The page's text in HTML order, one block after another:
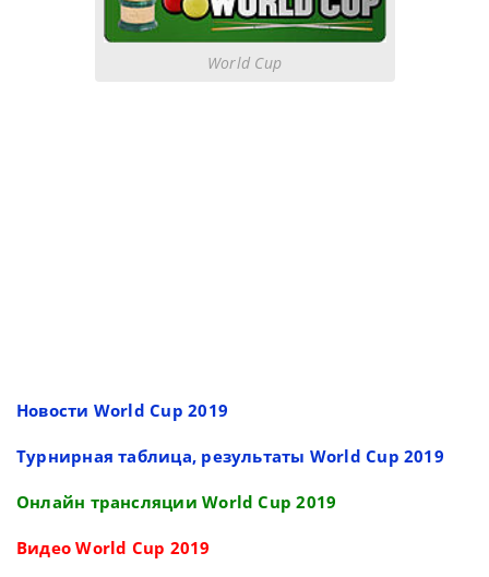
World Cup
Новости World Cup 2019
Турнирная таблица, результаты World Cup 2019
Онлайн трансляции World Cup 2019
Видео World Cup 2019